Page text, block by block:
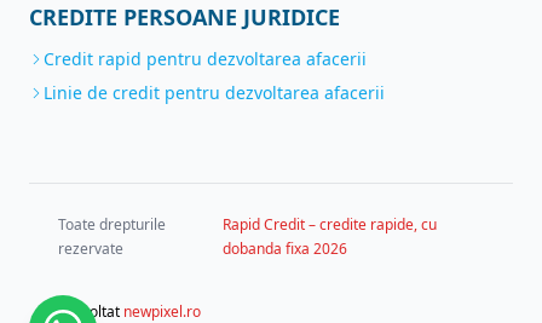
CREDITE PERSOANE JURIDICE
Credit rapid pentru dezvoltarea afacerii
Linie de credit pentru dezvoltarea afacerii
Toate drepturile
rezervate
Rapid Credit – credite rapide, cu
dobanda fixa 2026
dezvoltat newpixel.ro